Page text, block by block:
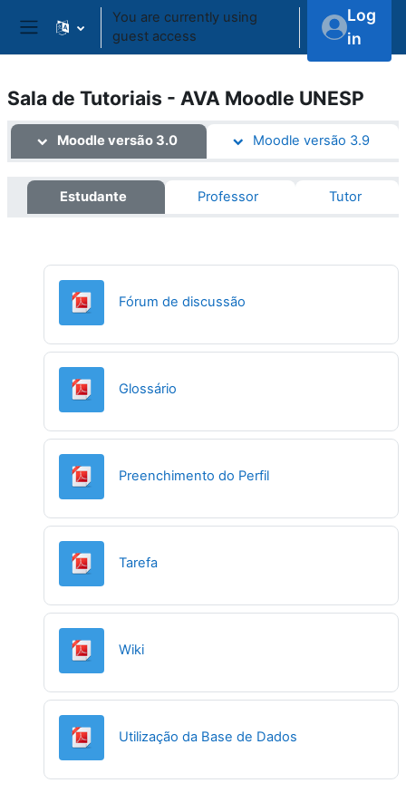
Skip to main content
Side panel
You are currently using
guest access
Log
in
Sala de Tutoriais - AVA Moodle UNESP
Topic outline
Moodle versão 3.0 Moodle versão 3.9
Estudante Professor Tutor
Fórum de discussão
Glossário
Preenchimento do PerfilURL
TarefaURL
WikiURL
Utilização da Base de Dados